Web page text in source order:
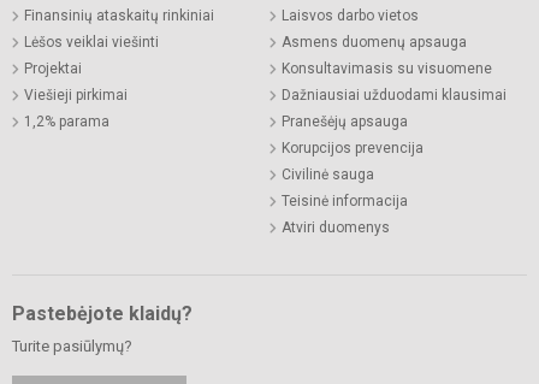
Finansinių ataskaitų rinkiniai
Lėšos veiklai viešinti
Projektai
Viešieji pirkimai
1,2% parama
Laisvos darbo vietos
Asmens duomenų apsauga
Konsultavimasis su visuomene
Dažniausiai užduodami klausimai
Pranešėjų apsauga
Korupcijos prevencija
Civilinė sauga
Teisinė informacija
Atviri duomenys
Pastebėjote klaidų?
Turite pasiūlymų?